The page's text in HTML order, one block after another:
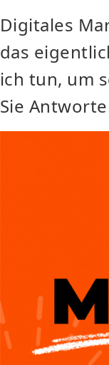
Digitales
das
ich tun, um
Sie